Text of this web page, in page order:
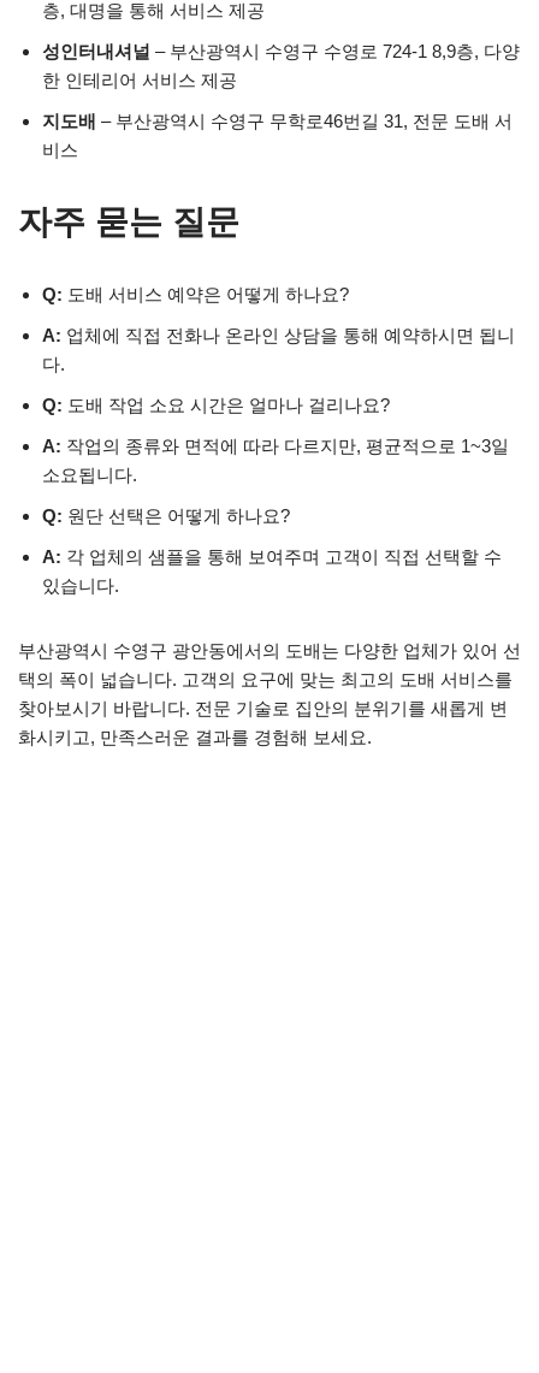
층, 대명을 통해 서비스 제공
성인터내셔널 – 부산광역시 수영구 수영로 724-1 8,9층, 다양
한 인테리어 서비스 제공
지도배 – 부산광역시 수영구 무학로46번길 31, 전문 도배 서
비스
자주 묻는 질문
Q: 도배 서비스 예약은 어떻게 하나요?
A: 업체에 직접 전화나 온라인 상담을 통해 예약하시면 됩니
다.
Q: 도배 작업 소요 시간은 얼마나 걸리나요?
A: 작업의 종류와 면적에 따라 다르지만, 평균적으로 1~3일
소요됩니다.
Q: 원단 선택은 어떻게 하나요?
A: 각 업체의 샘플을 통해 보여주며 고객이 직접 선택할 수
있습니다.
부산광역시 수영구 광안동에서의 도배는 다양한 업체가 있어 선
택의 폭이 넓습니다. 고객의 요구에 맞는 최고의 도배 서비스를
찾아보시기 바랍니다. 전문 기술로 집안의 분위기를 새롭게 변
화시키고, 만족스러운 결과를 경험해 보세요.